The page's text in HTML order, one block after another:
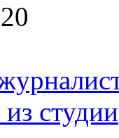
студии